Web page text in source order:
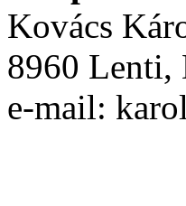
Kovács
8960 Lenti,
e-mail: